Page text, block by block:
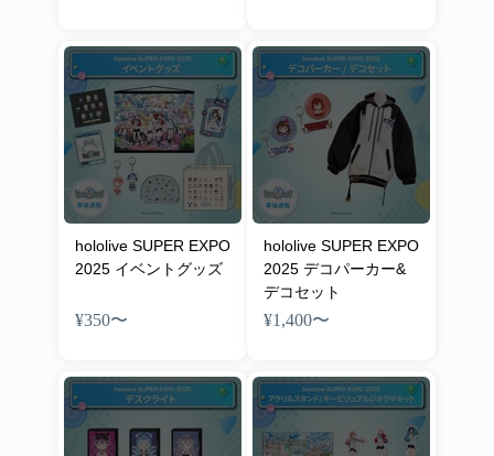
hololive SUPER EXPO
2025 イベントグッズ
¥350〜
hololive SUPER EXPO
2025 デコパーカー&
デコセット
¥1,400〜